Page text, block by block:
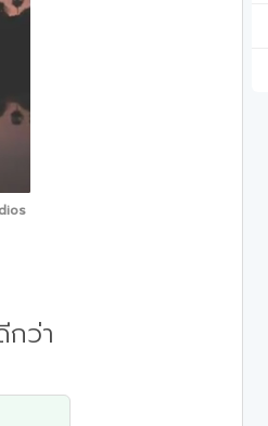
ว่า